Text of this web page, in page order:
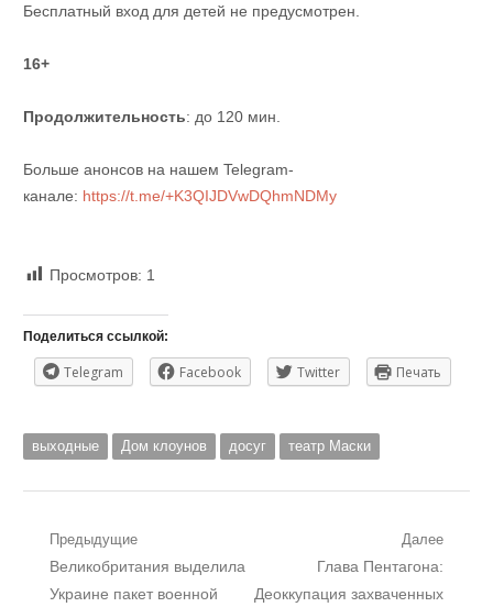
Бесплатный вход для детей не предусмотрен.
16+
Продолжительность: до 120 мин.
Больше анонсов на нашем Telegram-
канале: https://t.me/+K3QIJDVwDQhmNDMy
Просмотров: 1
Поделиться ссылкой:
Telegram Facebook Twitter Печать
выходные Дом клоунов досуг театр Маски
Навигация
по
Предыдущие
Предыдущий
пост:
Великобритания выделила
Украине пакет военной
Далее
Следующий
пост:
Глава Пентагона:
Деоккупация захваченных